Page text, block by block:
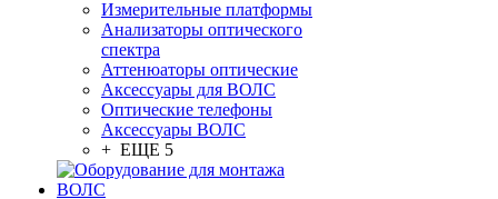
Измерительные платформы
Анализаторы оптического
спектра
Аттенюаторы оптические
Аксессуары для ВОЛС
Оптические телефоны
Аксессуары ВОЛС
+ ЕЩЕ 5